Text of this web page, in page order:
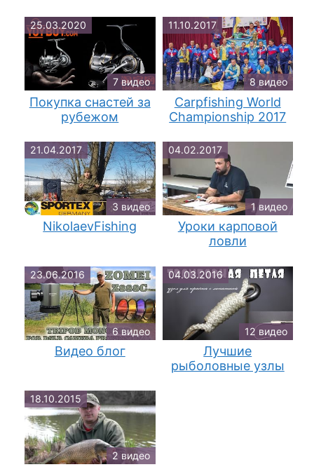
25.03.2020
7 видео
Покупка снастей за
рубежом
11.10.2017
8 видео
Carpfishing World
Championship 2017
21.04.2017
3 видео
NikolaevFishing
04.02.2017
1 видео
Уроки карповой
ловли
23.06.2016
6 видео
Видео блог
04.03.2016
12 видео
Лучшие
рыболовные узлы
18.10.2015
2 видео